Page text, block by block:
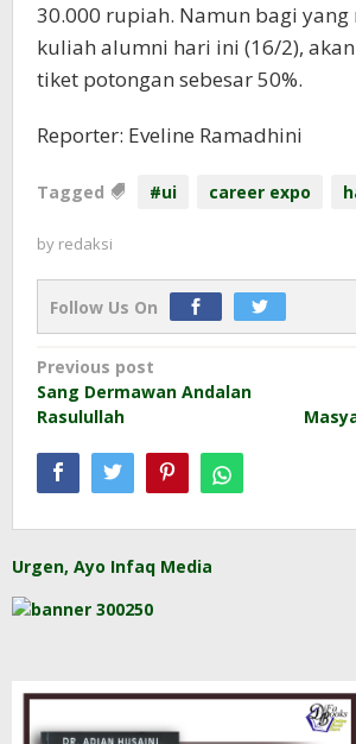
30.000 rupiah. Namun bagi
kuliah alumni hari ini (16/2),
tiket potongan sebesar 50%.
Reporter: Eveline Ramadhini
Tagged #ui career expo
by redaksi
Follow Us On
Post
navigation
Previous post
Sang Dermawan Andalan
Rasulullah
Urgen, Ayo Infaq Media